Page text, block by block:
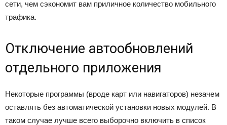
сети, чем сэкономит вам приличное количество мобильного
трафика.
Отключение автообновлений
отдельного приложения
Некоторые программы (вроде карт или навигаторов) незачем
оставлять без автоматической установки новых модулей. В
таком случае лучше всего выборочно включить в список